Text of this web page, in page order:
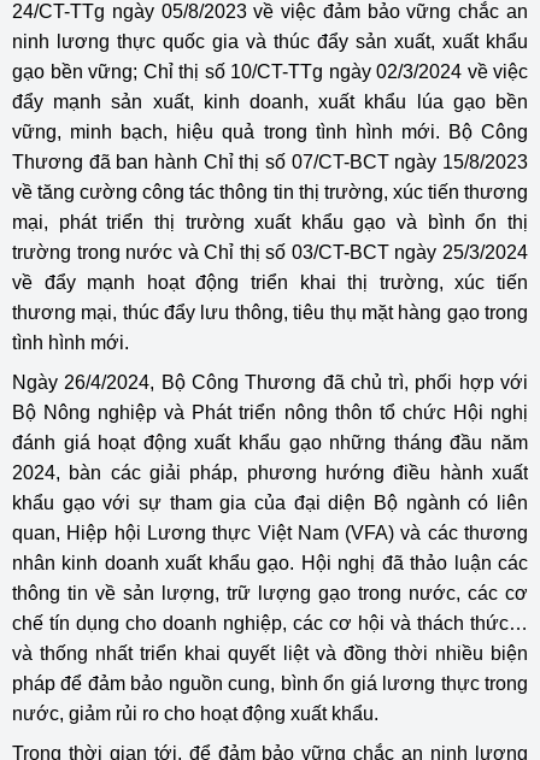
24/CT-TTg ngày 05/8/2023 về việc đảm bảo vững chắc an
ninh lương thực quốc gia và thúc đẩy sản xuất, xuất khẩu
gạo bền vững; Chỉ thị số 10/CT-TTg ngày 02/3/2024 về việc
đẩy mạnh sản xuất, kinh doanh, xuất khẩu lúa gạo bền
vững, minh bạch, hiệu quả trong tình hình mới. Bộ Công
Thương đã ban hành Chỉ thị số 07/CT-BCT ngày 15/8/2023
về tăng cường công tác thông tin thị trường, xúc tiến thương
mại, phát triển thị trường xuất khẩu gạo và bình ổn thị
trường trong nước và Chỉ thị số 03/CT-BCT ngày 25/3/2024
về đẩy mạnh hoạt động triển khai thị trường, xúc tiến
thương mại, thúc đẩy lưu thông, tiêu thụ mặt hàng gạo trong
tình hình mới.
Ngày 26/4/2024, Bộ Công Thương đã chủ trì, phối hợp với
Bộ Nông nghiệp và Phát triển nông thôn tổ chức Hội nghị
đánh giá hoạt động xuất khẩu gạo những tháng đầu năm
2024, bàn các giải pháp, phương hướng điều hành xuất
khẩu gạo với sự tham gia của đại diện Bộ ngành có liên
quan, Hiệp hội Lương thực Việt Nam (VFA) và các thương
nhân kinh doanh xuất khẩu gạo. Hội nghị đã thảo luận các
thông tin về sản lượng, trữ lượng gạo trong nước, các cơ
chế tín dụng cho doanh nghiệp, các cơ hội và thách thức…
và thống nhất triển khai quyết liệt và đồng thời nhiều biện
pháp để đảm bảo nguồn cung, bình ổn giá lương thực trong
nước, giảm rủi ro cho hoạt động xuất khẩu.
Trong thời gian tới, để đảm bảo vững chắc an ninh lương